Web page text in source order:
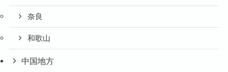
奈良
和歌山
中国地方